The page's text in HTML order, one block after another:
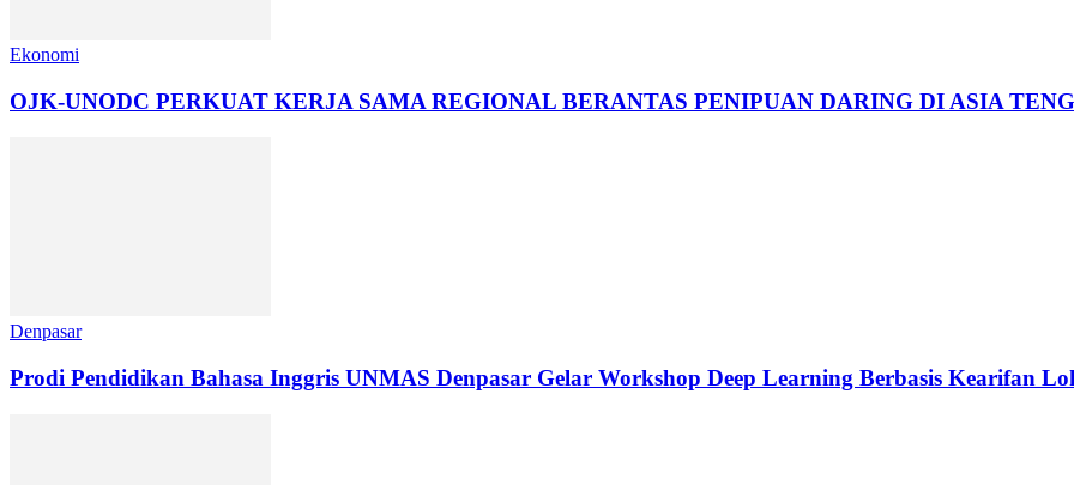
Ekonomi
OJK-UNODC PERKUAT KERJA SAMA REGIONAL BERANTAS PENIPUAN DARING DI ASIA
Denpasar
Prodi Pendidikan Bahasa Inggris UNMAS Denpasar Gelar Workshop Deep Learning Berbasis Kearifan